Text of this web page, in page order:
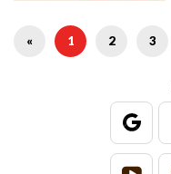
« 1 2 3